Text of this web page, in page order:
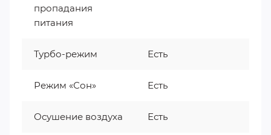
пропадания
питания
Турбо-режим Есть
Режим «Сон» Есть
Осушение воздуха Есть